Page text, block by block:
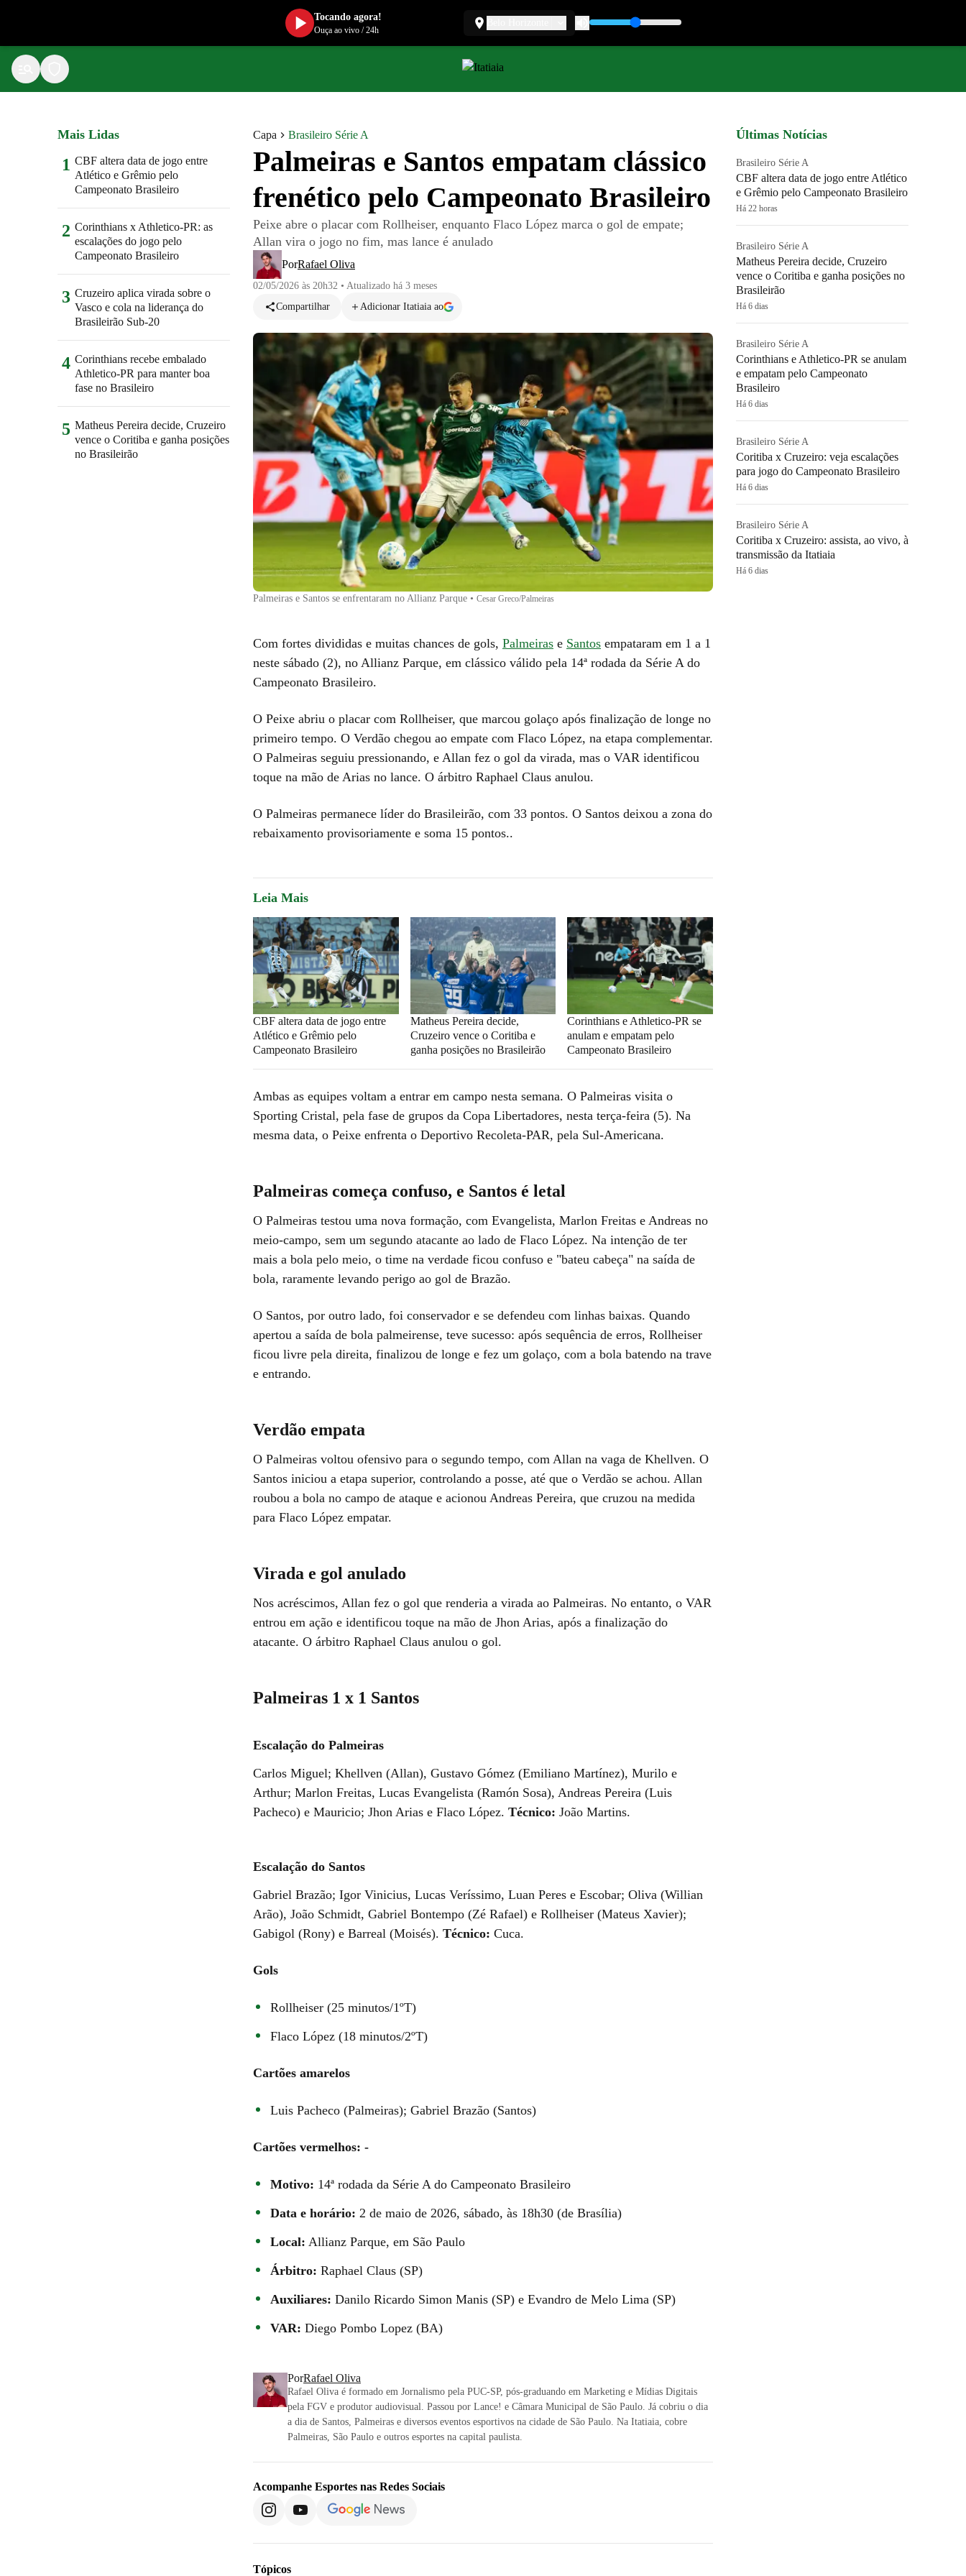
Capa Brasileiro Série A
Palmeiras e Santos empatam clássico
frenético pelo Campeonato Brasileiro
Peixe abre o placar com Rollheiser, enquanto Flaco López marca o gol de empate;
Allan vira o jogo no fim, mas lance é anulado
PorRafael Oliva
02/05/2026 às 20h32 • Atualizado há 3 meses
Compartilhar
Adicionar Itatiaia ao
Palmeiras e Santos se enfrentaram no Allianz Parque • Cesar Greco/Palmeiras
Com fortes divididas e muitas chances de gols, Palmeiras e Santos empataram em 1 a 1
neste sábado (2), no Allianz Parque, em clássico válido pela 14ª rodada da Série A do
Campeonato Brasileiro.
O Peixe abriu o placar com Rollheiser, que marcou golaço após finalização de longe no
primeiro tempo. O Verdão chegou ao empate com Flaco López, na etapa complementar.
O Palmeiras seguiu pressionando, e Allan fez o gol da virada, mas o VAR identificou
toque na mão de Arias no lance. O árbitro Raphael Claus anulou.
O Palmeiras permanece líder do Brasileirão, com 33 pontos. O Santos deixou a zona do
rebaixamento provisoriamente e soma 15 pontos..
Leia Mais
CBF altera data de jogo entre
Atlético e Grêmio pelo
Campeonato Brasileiro
Matheus Pereira decide,
Cruzeiro vence o Coritiba e
ganha posições no Brasileirão
Corinthians e Athletico-PR se
anulam e empatam pelo
Campeonato Brasileiro
Ambas as equipes voltam a entrar em campo nesta semana. O Palmeiras visita o
Sporting Cristal, pela fase de grupos da Copa Libertadores, nesta terça-feira (5). Na
mesma data, o Peixe enfrenta o Deportivo Recoleta-PAR, pela Sul-Americana.
Palmeiras começa confuso, e Santos é letal
O Palmeiras testou uma nova formação, com Evangelista, Marlon Freitas e Andreas no
meio-campo, sem um segundo atacante ao lado de Flaco López. Na intenção de ter
mais a bola pelo meio, o time na verdade ficou confuso e "bateu cabeça" na saída de
bola, raramente levando perigo ao gol de Brazão.
O Santos, por outro lado, foi conservador e se defendeu com linhas baixas. Quando
apertou a saída de bola palmeirense, teve sucesso: após sequência de erros, Rollheiser
ficou livre pela direita, finalizou de longe e fez um golaço, com a bola batendo na trave
e entrando.
Verdão empata
O Palmeiras voltou ofensivo para o segundo tempo, com Allan na vaga de Khellven. O
Santos iniciou a etapa superior, controlando a posse, até que o Verdão se achou. Allan
roubou a bola no campo de ataque e acionou Andreas Pereira, que cruzou na medida
para Flaco López empatar.
Virada e gol anulado
Nos acréscimos, Allan fez o gol que renderia a virada ao Palmeiras. No entanto, o VAR
entrou em ação e identificou toque na mão de Jhon Arias, após a finalização do
atacante. O árbitro Raphael Claus anulou o gol.
Palmeiras 1 x 1 Santos
Escalação do Palmeiras
Carlos Miguel; Khellven (Allan), Gustavo Gómez (Emiliano Martínez), Murilo e
Arthur; Marlon Freitas, Lucas Evangelista (Ramón Sosa), Andreas Pereira (Luis
Pacheco) e Mauricio; Jhon Arias e Flaco López. Técnico: João Martins.
Escalação do Santos
Gabriel Brazão; Igor Vinicius, Lucas Veríssimo, Luan Peres e Escobar; Oliva (Willian
Arão), João Schmidt, Gabriel Bontempo (Zé Rafael) e Rollheiser (Mateus Xavier);
Gabigol (Rony) e Barreal (Moisés). Técnico: Cuca.
Gols
Rollheiser (25 minutos/1ºT)
Flaco López (18 minutos/2ºT)
Cartões amarelos
Luis Pacheco (Palmeiras); Gabriel Brazão (Santos)
Cartões vermelhos: -
Motivo: 14ª rodada da Série A do Campeonato Brasileiro
Data e horário: 2 de maio de 2026, sábado, às 18h30 (de Brasília)
Local: Allianz Parque, em São Paulo
Árbitro: Raphael Claus (SP)
Auxiliares: Danilo Ricardo Simon Manis (SP) e Evandro de Melo Lima (SP)
VAR: Diego Pombo Lopez (BA)
PorRafael Oliva
Rafael Oliva é formado em Jornalismo pela PUC-SP, pós-graduando em Marketing e Mídias Digitais
pela FGV e produtor audiovisual. Passou por Lance! e Câmara Municipal de São Paulo. Já cobriu o dia
a dia de Santos, Palmeiras e diversos eventos esportivos na cidade de São Paulo. Na Itatiaia, cobre
Palmeiras, São Paulo e outros esportes na capital paulista.
Acompanhe Esportes nas Redes Sociais
Tópicos
Mais Lidas
1 CBF altera data de jogo entre
Atlético e Grêmio pelo
Campeonato Brasileiro
2 Corinthians x Athletico-PR: as
escalações do jogo pelo
Campeonato Brasileiro
3 Cruzeiro aplica virada sobre o
Vasco e cola na liderança do
Brasileirão Sub-20
4 Corinthians recebe embalado
Athletico-PR para manter boa
fase no Brasileiro
5 Matheus Pereira decide, Cruzeiro
vence o Coritiba e ganha posições
no Brasileirão
Últimas Notícias
Brasileiro Série A
CBF altera data de jogo entre Atlético
e Grêmio pelo Campeonato Brasileiro
Há 22 horas
Brasileiro Série A
Matheus Pereira decide, Cruzeiro
vence o Coritiba e ganha posições no
Brasileirão
Há 6 dias
Brasileiro Série A
Corinthians e Athletico-PR se anulam
e empatam pelo Campeonato
Brasileiro
Há 6 dias
Brasileiro Série A
Coritiba x Cruzeiro: veja escalações
para jogo do Campeonato Brasileiro
Há 6 dias
Brasileiro Série A
Coritiba x Cruzeiro: assista, ao vivo, à
transmissão da Itatiaia
Há 6 dias
Tocando agora!
Ouça ao vivo/24h